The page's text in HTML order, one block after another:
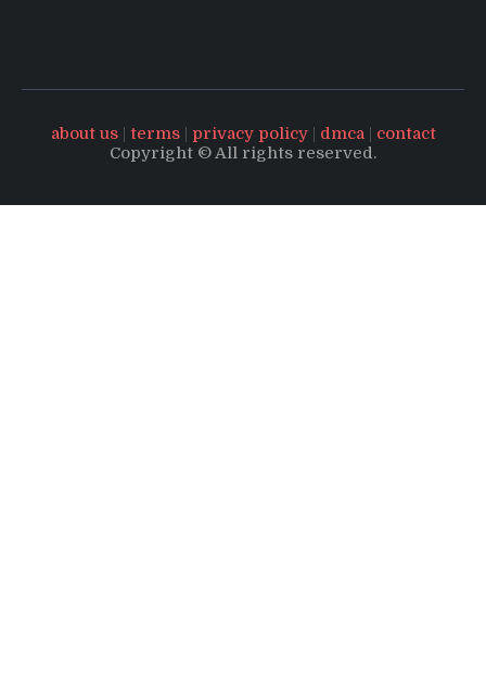
about us| terms| privacy policy| dmca| contact
Copyright © All rights reserved.